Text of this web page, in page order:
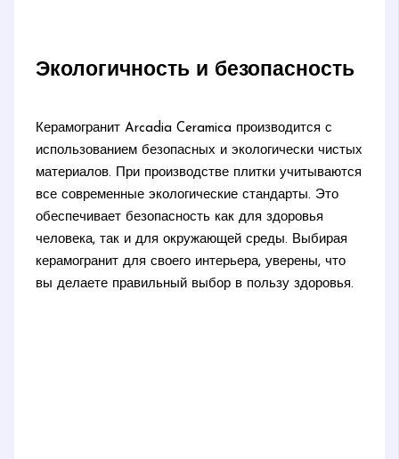
Экологичность и безопасность
Керамогранит Arcadia Ceramica производится с
использованием безопасных и экологически чистых
материалов. При производстве плитки учитываются
все современные экологические стандарты. Это
обеспечивает безопасность как для здоровья
человека, так и для окружающей среды. Выбирая
керамогранит для своего интерьера, уверены, что
вы делаете правильный выбор в пользу здоровья.